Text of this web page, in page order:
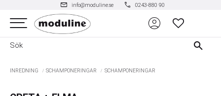
Meny
mail info@moduline.se phone 0243-880 90
account_circle FAVORITER
INREDNING SCHAMPONERINGAR SCHAMPONERINGAR